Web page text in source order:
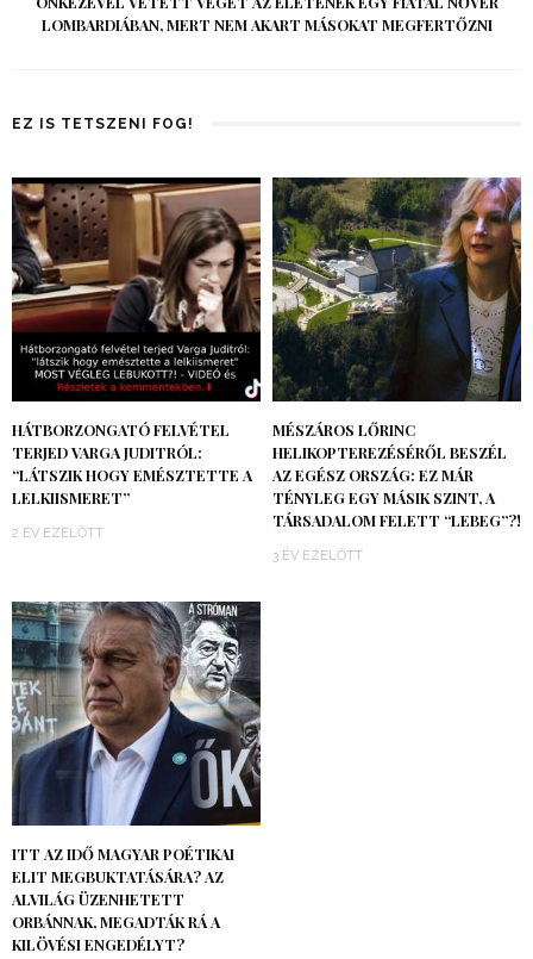
LOMBARDIÁBAN, MERT NEM AKART MÁSOKAT MEGFERTŐZNI
EZ IS TETSZENI FOG!
HÁTBORZONGATÓ FELVÉTEL
TERJED VARGA JUDITRÓL:
“LÁTSZIK HOGY EMÉSZTETTE A
LELKIISMERET”
2 ÉV EZELŐTT
MÉSZÁROS LŐRINC
HELIKOPTEREZÉSÉRŐL BESZÉL
AZ EGÉSZ ORSZÁG: EZ MÁR
TÉNYLEG EGY MÁSIK SZINT, A
TÁRSADALOM FELETT “LEBEG”?!
3 ÉV EZELŐTT
ITT AZ IDŐ MAGYAR POÉTIKAI
ELIT MEGBUKTATÁSÁRA? AZ
ALVILÁG ÜZENHETETT
ORBÁNNAK, MEGADTÁK RÁ A
KILÖVÉSI ENGEDÉLYT?